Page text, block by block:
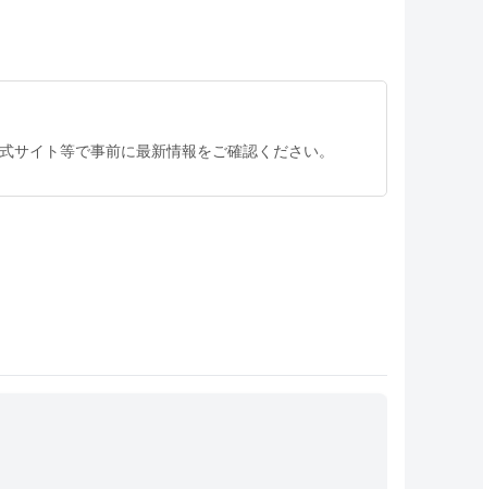
イト等で事前に最新情報をご確認ください。